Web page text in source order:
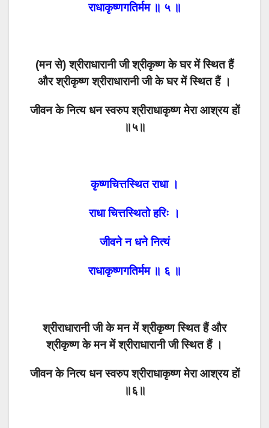
राधाकृष्णगतिर्मम ॥ ५ ॥
(मन से) श्रीराधारानी जी श्रीकृष्ण के घर में स्थित हैं
और श्रीकृष्ण श्रीराधारानी जी के घर में स्थित हैं ।
जीवन के नित्य धन स्वरुप श्रीराधाकृष्ण मेरा आश्रय हों
॥५॥
कृष्णचित्तस्थित राधा ।
राधा चित्तस्थितो हरिः ।
जीवने न धने नित्यं
राधाकृष्णगतिर्मम ॥ ६ ॥
श्रीराधारानी जी के मन में श्रीकृष्ण स्थित हैं और
श्रीकृष्ण के मन में श्रीराधारानी जी स्थित हैं ।
जीवन के नित्य धन स्वरुप श्रीराधाकृष्ण मेरा आश्रय हों
॥६॥